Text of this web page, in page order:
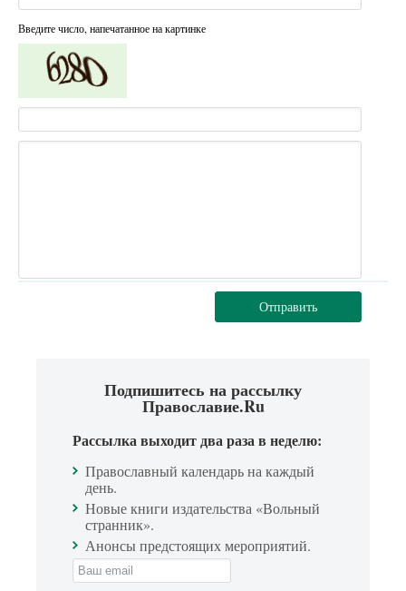
Введите число, напечатанное на картинке
Отправить
Подпишитесь на рассылку
Православие.Ru
Рассылка выходит два раза в неделю:
Православный календарь на каждый
день.
Новые книги издательства «Вольный
странник».
Анонсы предстоящих мероприятий.